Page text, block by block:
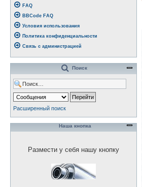
FAQ
BBCode FAQ
Условия использования
Политика конфиденциальности
Связь с администрацией
Поиск
Расширенный поиск
Наша кнопка
Размести у себя нашу кнопку